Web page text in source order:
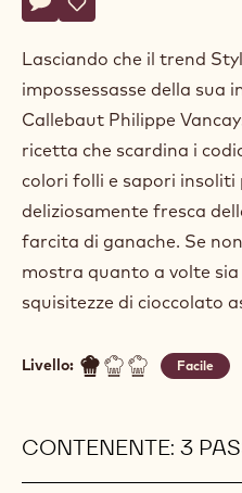
Scrivi un commento
- Scomposizione
Salvare
- Scomposizione
Lasciando che il trend
impossessasse della sua
Callebaut Philippe
ricetta che scardina i
colori folli e sapori insoliti
deliziosamente fresca
farcita di ganache. Se
mostra quanto a volte
squisitezze di cioccolato
Livello: Facile
CONTENENTE: 3